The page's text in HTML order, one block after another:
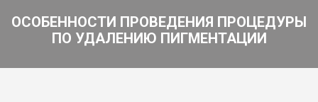
ОСОБЕННОСТИ ПРОВЕДЕНИЯ ПРОЦЕДУРЫ
ПО УДАЛЕНИЮ ПИГМЕНТАЦИИ